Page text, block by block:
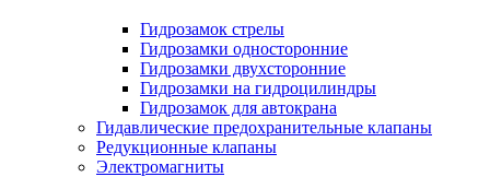
Гидрозамок стрелы
Гидрозамки односторонние
Гидрозамки двухсторонние
Гидрозамки на гидроцилиндры
Гидрозамок для автокрана
Гидавлические предохранительные клапаны
Редукционные клапаны
Электромагниты